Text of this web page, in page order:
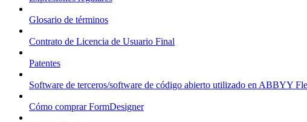
Glosario de términos
Contrato de Licencia de Usuario Final
Patentes
Software de terceros/software de código abierto utilizado en ABBYY
Cómo comprar FormDesigner